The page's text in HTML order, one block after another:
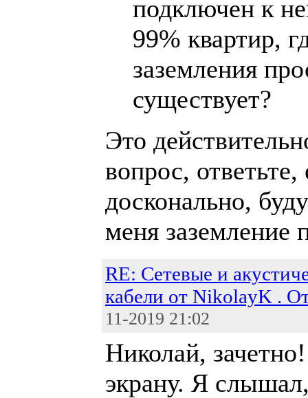
подключен к
99% квартир,
заземления
существует?
Это
вопрос, ответьте,
досконально,
меня заземление
RE: Сетевые и
кабели от NikolayK .
11-2019 21:02
Николай,
экрану. Я